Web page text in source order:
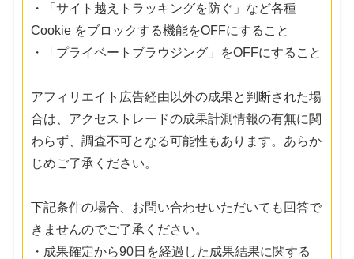
・「サイト越えトラッキングを防ぐ」など各種
Cookie をブロックする機能をOFFにすること
・「プライベートブラウジング」をOFFにすること
アフィリエイト広告経由以外の成果と判断された場
合は、アクセストレードの成果計測情報の有無に関
わらず、調査不可となる可能性もあります。あらか
じめご了承ください。
下記条件の場合、お問い合わせいただいても回答で
きませんのでご了承ください。
・成果確定から90日を経過した成果結果に関する